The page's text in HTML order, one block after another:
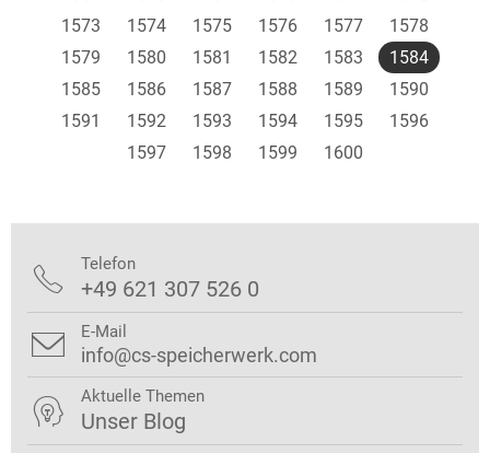
1573
1574 1575 1576 1577
1578
1579
1580 1581 1582 1583
1584
1585
1586 1587 1588 1589
1590
1591
1592 1593 1594 1595
1596
1597
1598 1599 1600
 Telefon
+49 621 307 526 0
 E-Mail
info@cs-speicherwerk.com
 Aktuelle Themen
Unser Blog